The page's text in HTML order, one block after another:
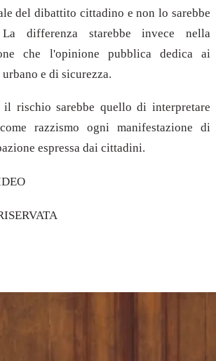
del dibattito cittadino e non lo sarebbe
differenza starebbe invece nella
che l'opinione pubblica dedica ai
e di sicurezza.
il rischio sarebbe quello di interpretare
razzismo ogni manifestazione di
espressa dai cittadini.